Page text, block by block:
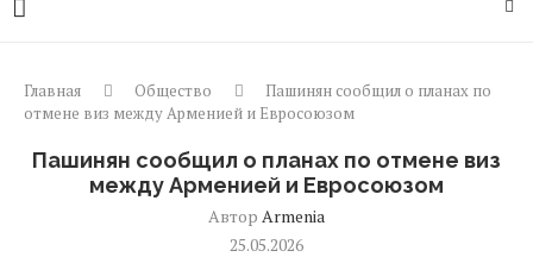
Главная Общество
Пашинян сообщил о планах по
отмене виз между Арменией и Евросоюзом
Пашинян сообщил о планах по отмене виз
между Арменией и Евросоюзом
Автор Armenia
25.05.2026